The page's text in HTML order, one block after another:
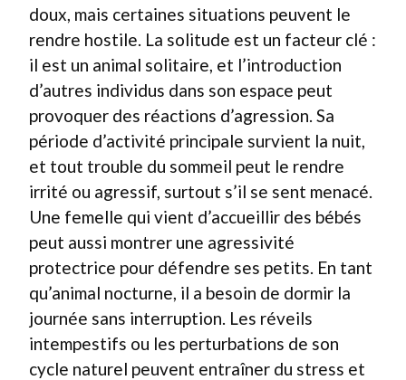
doux, mais certaines situations peuvent le
rendre hostile. La solitude est un facteur clé :
il est un animal solitaire, et l’introduction
d’autres individus dans son espace peut
provoquer des réactions d’agression. Sa
période d’activité principale survient la nuit,
et tout trouble du sommeil peut le rendre
irrité ou agressif, surtout s’il se sent menacé.
Une femelle qui vient d’accueillir des bébés
peut aussi montrer une agressivité
protectrice pour défendre ses petits. En tant
qu’animal nocturne, il a besoin de dormir la
journée sans interruption. Les réveils
intempestifs ou les perturbations de son
cycle naturel peuvent entraîner du stress et